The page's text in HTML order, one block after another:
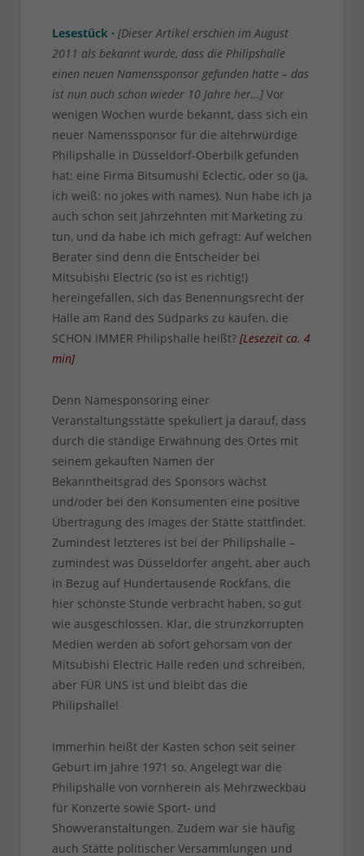
Lesestück · [Dieser Artikel erschien im August
2011 als bekannt wurde, dass die Philipshalle
einen neuen Namenssponsor gefunden hatte – das
ist nun auch schon wieder 10 Jahre her…]Vor
wenigen Wochen wurde bekannt, dass sich ein
neuer Namenssponsor für die altehrwürdige
Philipshalle in Düsseldorf-Oberbilk gefunden
hat: eine Firma Bitsumushi Eclectic, oder so (ja,
ich weiß: no jokes with names). Nun habe ich ja
auch schon seit Jahrzehnten mit Marketing zu
tun, und da habe ich mich gefragt: Auf welchen
Berater sind denn die Entscheider bei
Mitsubishi Electric (so ist es richtig!)
hereingefallen, sich das Benennungsrecht der
Halle am Rand des Südparks zu kaufen, die
SCHON IMMER Philipshalle heißt? [Lesezeit ca. 4
min]
Denn Namesponsoring einer
Veranstaltungsstätte spekuliert ja darauf, dass
durch die ständige Erwähnung des Ortes mit
seinem gekauften Namen der
Bekanntheitsgrad des Sponsors wächst
und/oder bei den Konsumenten eine positive
Übertragung des Images der Stätte stattfindet.
Zumindest letzteres ist bei der Philipshalle –
zumindest was Düsseldorfer angeht, aber auch
in Bezug auf Hundertausende Rockfans, die
hier schönste Stunde verbracht haben, so gut
wie ausgeschlossen. Klar, die strunzkorrupten
Medien werden ab sofort gehorsam von der
Mitsubishi Electric Halle reden und schreiben,
aber FÜR UNS ist und bleibt das die
Philipshalle!
Immerhin heißt der Kasten schon seit seiner
Geburt im Jahre 1971 so. Angelegt war die
Philipshalle von vornherein als Mehrzweckbau
für Konzerte sowie Sport- und
Showveranstaltungen. Zudem war sie häufig
auch Stätte politischer Versammlungen und